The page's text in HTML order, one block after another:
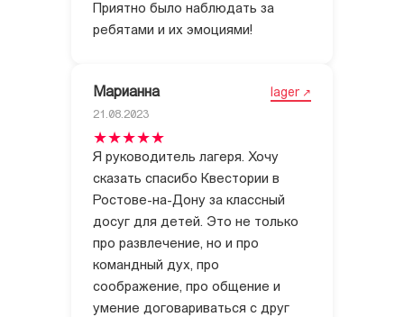
Приятно было наблюдать за
ребятами и их эмоциями!
Марианна lager
21.08.2023
Я руководитель лагеря. Хочу
сказать спасибо Квестории в
Ростове-на-Дону за классный
досуг для детей. Это не только
про развлечение, но и про
командный дух, про
соображение, про общение и
умение договариваться с друг